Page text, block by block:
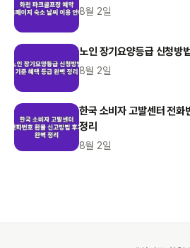
8월 2일
노인 장기요양등급 신청방
8월 2일
한국 소비자 고발센터 전화
정리
8월 2일